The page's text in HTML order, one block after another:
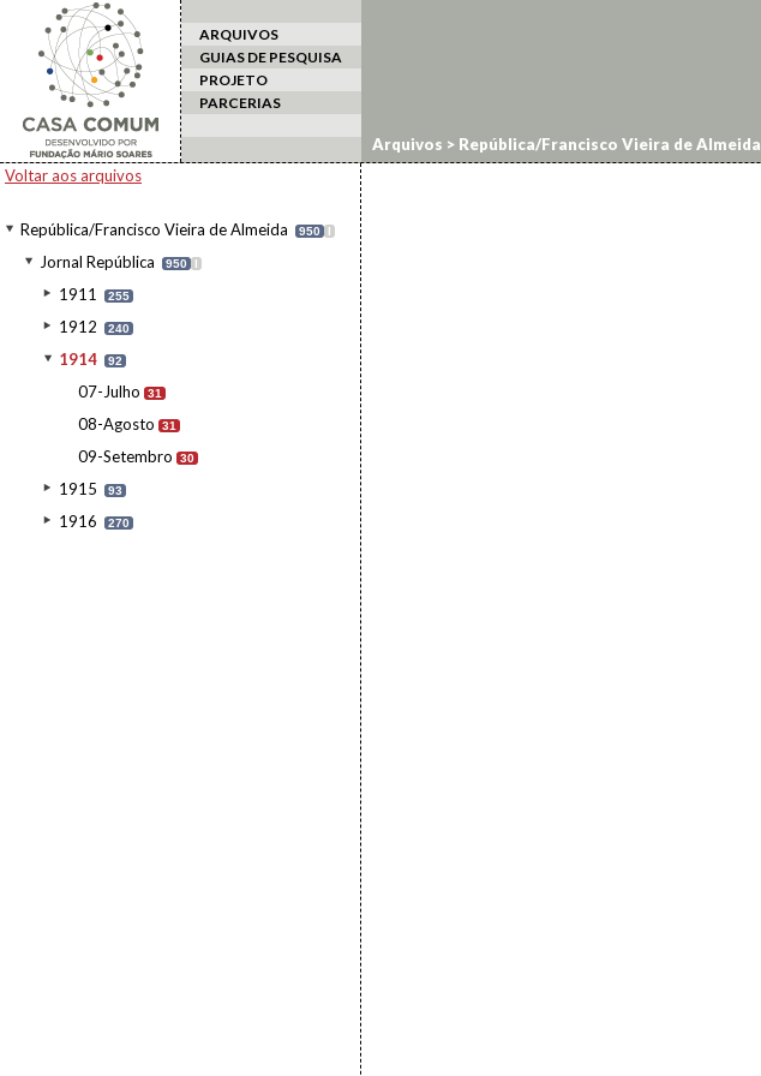
ARQUIVOS
GUIAS DE PESQUISA
PROJETO
PARCERIAS
Voltar aos arquivos
República/Francisco Vieira de Almeida 950 I
Jornal República 950 I
1911 255
1912 240
1914 92
07-Julho 31
08-Agosto 31
09-Setembro 30
1915 93
1916 270
Arquivos > República/Francisco Vieira de Almeida